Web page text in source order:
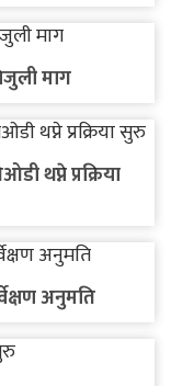
माग
थप्ने प्रक्रिया
अनुमति